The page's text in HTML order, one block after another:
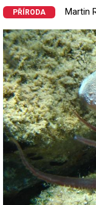
PŘÍRODA Martin
Image